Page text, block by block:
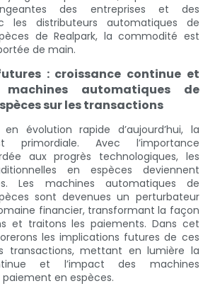
des entreprises et des
les distributeurs automatiques de
de Realpark, la commodité est
de main.
: croissance continue et
automatiques de
sur les transactions
évolution rapide d’aujourd’hui, la
primordiale. Avec l’importance
aux progrès technologiques, les
en espèces deviennent
Les machines automatiques de
sont devenues un perturbateur
financier, transformant la façon
et traitons les paiements. Dans cet
les implications futures de ces
transactions, mettant en lumière la
et l’impact des machines
en espèces.